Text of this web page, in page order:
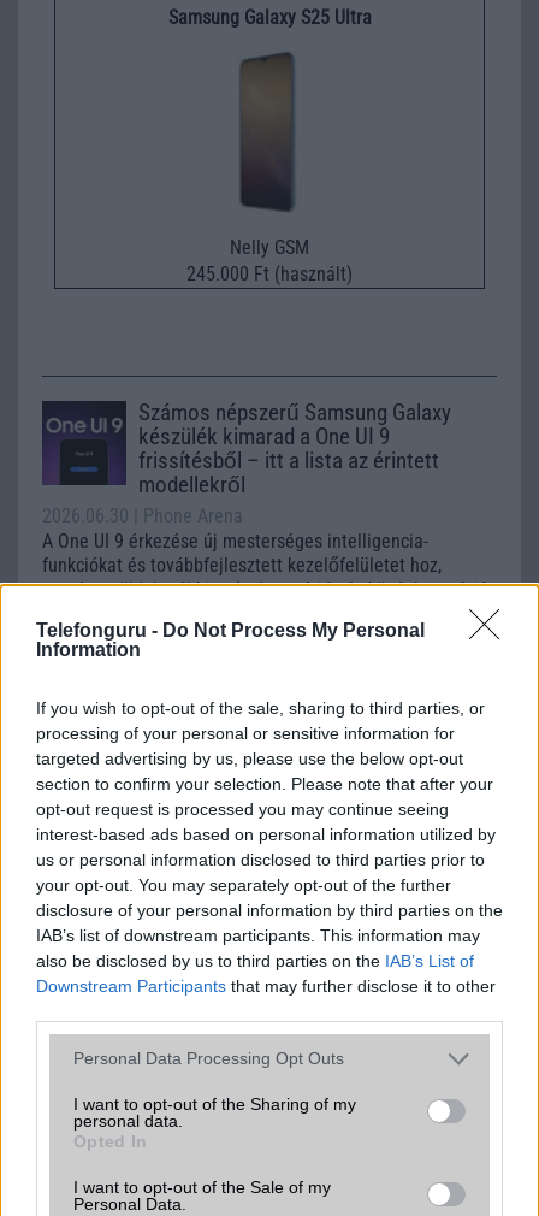
Telefonguru - Do Not Process My Personal
Information
If you wish to opt-out of the sale, sharing to third parties, or
processing of your personal or sensitive information for
targeted advertising by us, please use the below opt-out
section to confirm your selection. Please note that after your
opt-out request is processed you may continue seeing
interest-based ads based on personal information utilized by
us or personal information disclosed to third parties prior to
your opt-out. You may separately opt-out of the further
disclosure of your personal information by third parties on the
IAB’s list of downstream participants. This information may
also be disclosed by us to third parties on the IAB’s List of
Downstream Participants that may further disclose it to other
Please note that this website/app uses one or more Google
not limited to your visit or usage behaviour. You may click to
grant or deny consent to Google and its third-party tags to
use your data for below specified purposes in below Google
consent section.
Personal Data Processing Opt Outs
I want to opt-out of the Sharing of my
personal data.
Opted In
I want to opt-out of the Sale of my
Personal Data.
Samsung Galaxy S25 Ultra
Nelly GSM
245.000 Ft (használt)
Számos népszerű Samsung Galaxy
készülék kimarad a One UI 9
frissítésből – itt a lista az érintett
modellekről
2026.06.30
| Phone Arena
A One UI 9 érkezése új mesterséges intelligencia-
funkciókat és továbbfejlesztett kezelőfelületet hoz,
azonban több korábbi csúcskategóriás és középkategóriás
iPhone 18 bemutató dátum - ekkor
csúcsmobilokról
2026.06.29| Phone Arena
A szeptemberi eseményen az iPhone 18 Pro modellek
mellett a régóta pletykált hajlítható iPhone Ultra is
bemutatkozhat, miközben az áremelésekről szóló
találgatások továbbra is beárnyékolják a rajtot.
Az Android rejtett automatizmusai: hat
funkció, amely észrevétlenül könnyíti
meg a mindennapokat
2026.06.14| Android Police
Sok felhasználó külön alkalmazásokra esküszik, pedig az
Android már évek óta olyan intelligens funkciókat kínál,
amelyek maguktól dolgoznak a háttérben.
Google Maps vs. Waze: A két
navigációs óriás küzdelme a
telefonunkon
2026.08.09| Android Police
Bár a Google mindkét alkalmazást birtokolja, még mindig